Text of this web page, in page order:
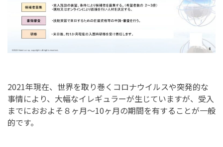
2021年現在、世界を取り巻くコロナウイルスや突発的な
事情により、大幅なイレギュラーが生じていますが、受入
までにおおよそ８ヶ月〜10ヶ月の期間を有することが一般
的です。